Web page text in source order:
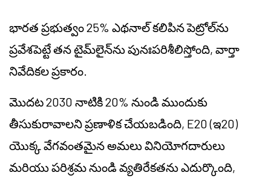
భారత ప్రభుత్వం 25% ఎథనాల్ కలిపిన పెట్రోల్‌ను
ప్రవేశపెట్టే తన టైమ్‌లైన్‌ను పునఃపరిశీలిస్తోంది, వార్తా
నివేదికల ప్రకారం.
మొదట 2030 నాటికి 20% నుండి ముందుకు
తీసుకురావాలని ప్రణాళిక చేయబడింది, E20 (ఇ20)
యొక్క వేగవంతమైన అమలు వినియోగదారులు
మరియు పరిశ్రమ నుండి వ్యతిరేకతను ఎదుర్కొంది,